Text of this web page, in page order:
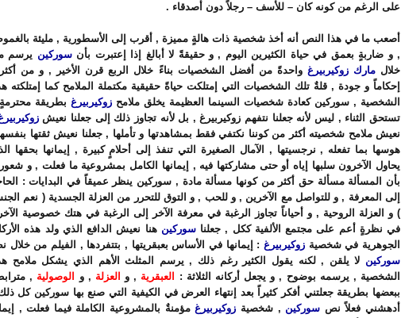
على الرغم من كونه كان – للأسف – رجلاً دون أصدقاء .
أصعب ما في هذا النص أنه أخذ شخصية ذات هالةٍ مميزة , أقرب إلى الأسطورية , مليئة
, و ضاربةٍ بعمق في حياة الكثيرين اليوم , و حقيقةً لا أبالغ إذا إعتبرت بأنسوركين يرسم
خلالمارك زوكيربيرغ واحدةً من أفضل الشخصيات بناءً خلال الربع قرن الأخير , و من
إحكاماً و جودة , قلةٌ تلك الشخصيات التي إمتلكت حياةً حقيقية مكتملة الملامح كما إمتلكته
الشخصية , سوركين كعادة شخصيات السينما العظيمة يخلق ملامح زوكيربيرغ بطريقة
تستحق الثناء , ليس لأنه جعلنا نتفهم زوكيربيرغ , بل لأنه تجاوز ذلك إلى جعلنا نعيش
نعيش ملامح شخصيته أكثر من كوننا نكتفي فقط بمشاهدتها و تأملها , جعلنا نعيش ثقتها
هوسها بما تفعله , نرجسيتها , الآمال الصغيرة التي تنفذ إلى أحلامٍ كبيرة , إيمانها بحقها
يحاول الآخرون سلبها إياه أو حتى مشاركتها فيه , إيمانها الكامل بمشروعية ما فعلت , و
بأن المسألة مسألة حق أكثر من كونها مسألة مادة , سوركين ينظر عميقاً في البدايات :
إلى المعرفة , و للتواصل مع الآخرين , و للحب , و التوق للتحرر من العزلة الجسدية ( نعم
) و العزلة الروحية , و أحياناً تجاوز الرغبة في معرفة الآخر إلى الرغبة في هتك خصوصية
في نظرةٍ أعم على مجتمع الألفية ككل , جعلناسوركين هنا نعيش الدافع الذي ولد هذه
الجوهرية في شخصية زوكيربيرغ : إيمانها في الأساس بعبقريتها , بتتفردها , الفيلم من خلال
سوركين لا يلقن , لكنه يقول الكثير رغم ذلك , يرسم المثلث الأهم الذي يشكل ملامح
الشخصية , يرسمه بوضوح , و يجعل أركانه الثلاثة :
العبقرية , و العزلة , و الوصولية ,
ببعضها بطريقة جعلتني أفكر كثيراً بعد إنتهاء العرض في الكيفية التي صنع بها سوركين كل
أدهشني فعلاً نص سوركين , شخصية زوكيربيرغمؤمنةٌ بالمشروعية الكاملة فيما فعلت ,